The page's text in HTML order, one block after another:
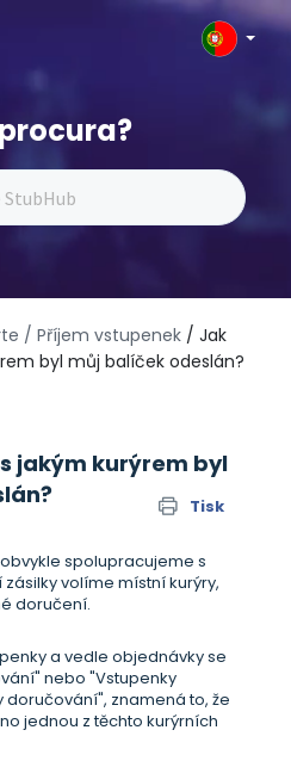
/ Příjem vstupenek / Jak
byl můj balíček odeslán?
jakým kurýrem byl
Tisk
spolupracujeme s
zásilky volíme místní kurýry,
doručení.
a vedle objednávky se
nebo "Vstupenky
znamená to, že
jednou z těchto kurýrních